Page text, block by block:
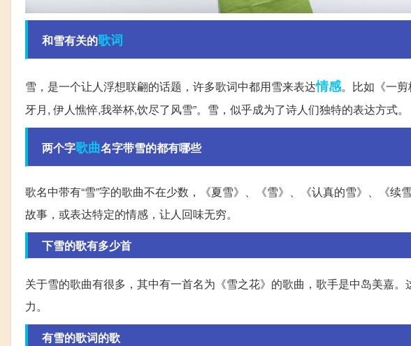
和雪有关的歌词
雪，是一个让人浮想联翩的话题，许多歌词中都用雪来表达情感。比如《一剪
牙月, 伊人憔悴,我举杯,饮尽了风雪”。雪，似乎成为了诗人们独特的表达方式。
两个字歌曲名字带雪的都有哪些
歌名中带有“雪”字的歌曲不在少数，《夏雪》、《雪》、《认真的雪》、《续
故事，或表达特定的情感，让人回味无穷。
下雪的歌有多少首
关于雪的歌曲有很多，其中有一首名为《雪之花》的歌曲，歌手是中岛美嘉
力。
有雪的歌词的歌